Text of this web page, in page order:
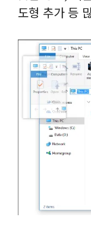
도형 추가 등